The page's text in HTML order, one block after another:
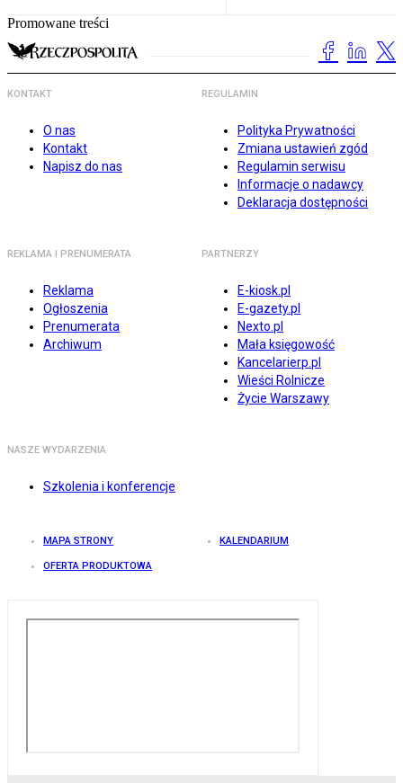
Promowane treści
KONTAKT
O nas
Kontakt
Napisz do nas
REGULAMIN
Polityka Prywatności
Zmiana ustawień zgód
Regulamin serwisu
Informacje o nadawcy
Deklaracja dostępności
REKLAMA I PRENUMERATA
Reklama
Ogłoszenia
Prenumerata
Archiwum
PARTNERZY
E-kiosk.pl
E-gazety.pl
Nexto.pl
Mała księgowość
Kancelarierp.pl
Wieści Rolnicze
Życie Warszawy
NASZE WYDARZENIA
Szkolenia i konferencje
MAPA STRONY KALENDARIUM
OFERTA PRODUKTOWA